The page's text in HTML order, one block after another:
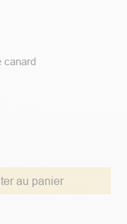
canard
au panier